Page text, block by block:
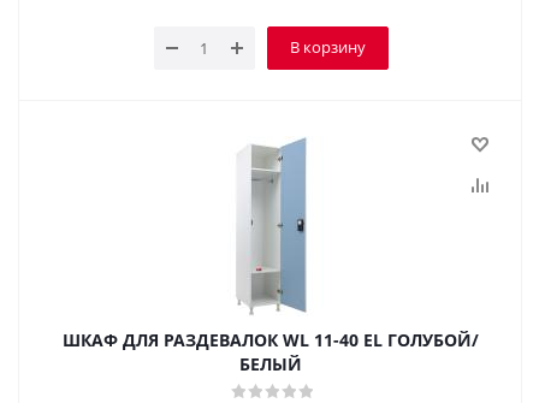
В корзину
ШКАФ ДЛЯ РАЗДЕВАЛОК WL 11-40 EL ГОЛУБОЙ/
БЕЛЫЙ